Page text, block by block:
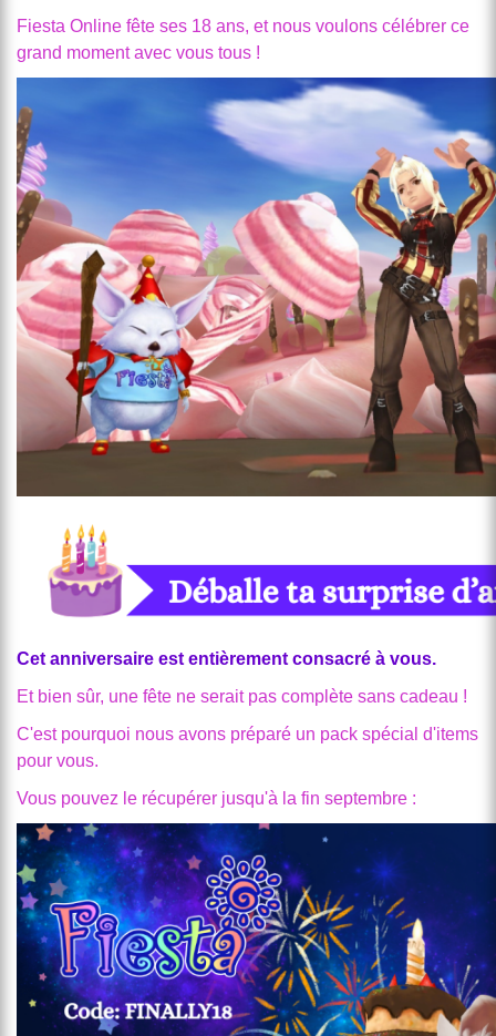
Fiesta Online fête ses 18 ans, et nous voulons célébrer ce
grand moment avec vous tous !
Cet anniversaire est entièrement consacré à vous.
Et bien sûr, une fête ne serait pas complète sans cadeau !
C'est pourquoi nous avons préparé un pack spécial d'items
pour vous.
Vous pouvez le récupérer jusqu'à la fin septembre :